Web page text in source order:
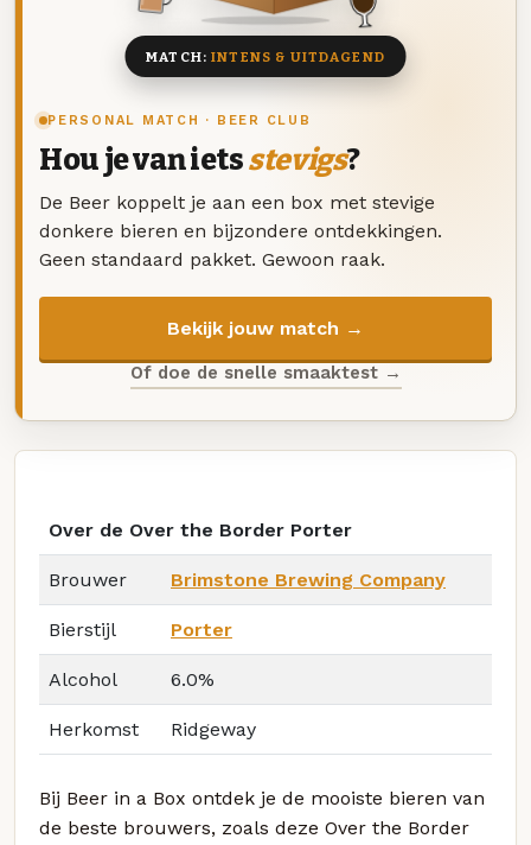
PERSONAL MATCH · BEER CLUB
Hou je van ietsstevigs?
De Beer koppelt je aan een box met stevige
donkere bieren en bijzondere ontdekkingen.
Geen standaard pakket. Gewoon raak.
Bekijk jouw match →
Of doe de snelle smaaktest →
MATCH:INTENS & UITDAGEND
Over de Over the Border Porter
Brouwer Brimstone Brewing Company
Bierstijl Porter
Alcohol 6.0%
Herkomst Ridgeway
Bij Beer in a Box ontdek je de mooiste bieren van
de beste brouwers, zoals deze Over the Border